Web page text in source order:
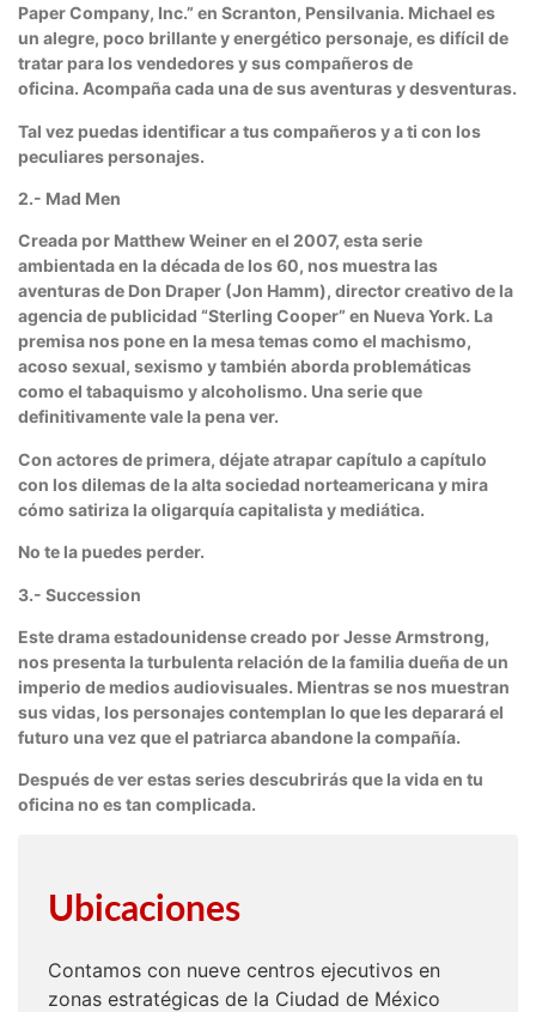
Paper Company, Inc.” en Scranton, Pensilvania. Michael es
un alegre, poco brillante y energético personaje, es difícil de
tratar para los vendedores y sus compañeros de
oficina. Acompaña cada una de sus aventuras y desventuras.
Tal vez puedas identificar a tus compañeros y a ti con los
peculiares personajes.
2.- Mad Men
Creada por Matthew Weiner en el 2007, esta serie
ambientada en la década de los 60, nos muestra las
aventuras de Don Draper (Jon Hamm), director creativo de la
agencia de publicidad “Sterling Cooper” en Nueva York. La
premisa nos pone en la mesa temas como el machismo,
acoso sexual, sexismo y también aborda problemáticas
como el tabaquismo y alcoholismo. Una serie que
definitivamente vale la pena ver.
Con actores de primera, déjate atrapar capítulo a capítulo
con los dilemas de la alta sociedad norteamericana y mira
cómo satiriza la oligarquía capitalista y mediática.
No te la puedes perder.
3.- Succession
Este drama estadounidense creado por Jesse Armstrong,
nos presenta la turbulenta relación de la familia dueña de un
imperio de medios audiovisuales. Mientras se nos muestran
sus vidas, los personajes contemplan lo que les deparará el
futuro una vez que el patriarca abandone la compañía.
Después de ver estas series descubrirás que la vida en tu
oficina no es tan complicada.
Ubicaciones
Contamos con nueve centros ejecutivos en
zonas estratégicas de la Ciudad de México